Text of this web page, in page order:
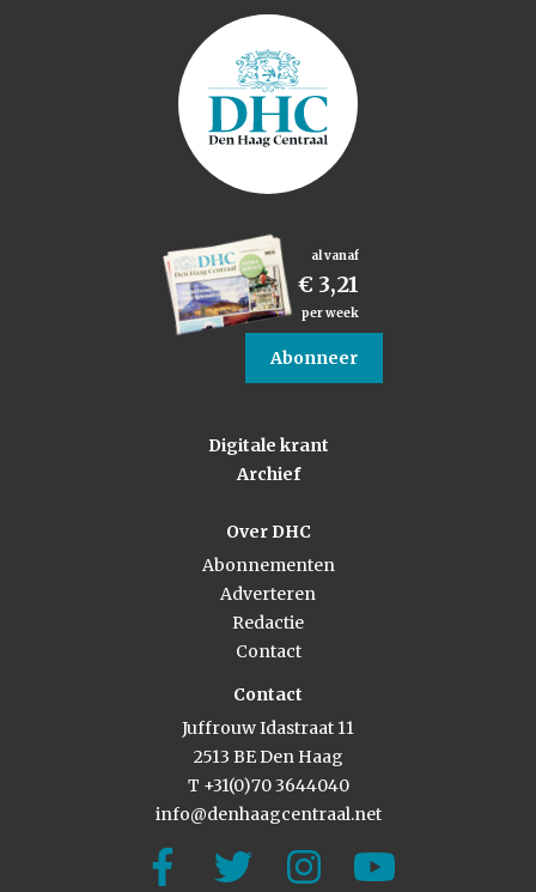
al vanaf
€ 3,21
per week
Abonneer
Digitale krant
Archief
Over DHC
Abonnementen
Adverteren
Redactie
Contact
Contact
Juffrouw Idastraat 11
2513 BE Den Haag
T +31(0)70 3644040
info@denhaagcentraal.net